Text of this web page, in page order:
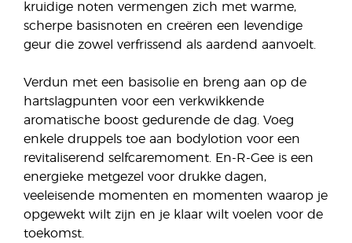
kruidige noten vermengen zich met warme,
scherpe basisnoten en creëren een levendige
geur die zowel verfrissend als aardend aanvoelt.
Verdun met een basisolie en breng aan op de
hartslagpunten voor een verkwikkende
aromatische boost gedurende de dag. Voeg
enkele druppels toe aan bodylotion voor een
revitaliserend selfcaremoment. En-R-Gee is een
energieke metgezel voor drukke dagen,
veeleisende momenten en momenten waarop je
opgewekt wilt zijn en je klaar wilt voelen voor de
toekomst.